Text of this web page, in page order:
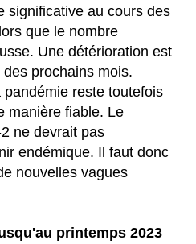
significative au cours des
que le nombre
Une détérioration est
prochains mois.
reste toutefois
manière fiable. Le
ne devrait pas
endémique. Il faut donc
nouvelles vagues
printemps 2023